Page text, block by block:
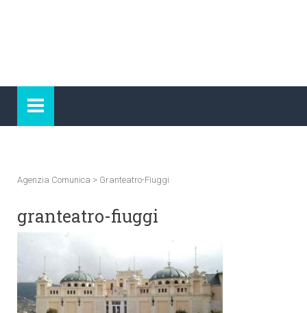
Agenzia Comunica > Granteatro-Fiuggi
granteatro-fiuggi